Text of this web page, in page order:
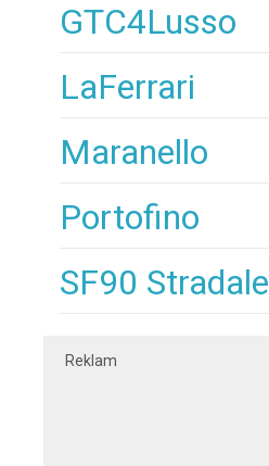
GTC4Lusso
LaFerrari
Maranello
Portofino
SF90 Stradale
Reklam